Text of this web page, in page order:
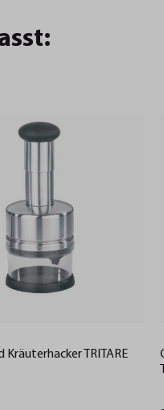
Kräuterhacker TRITARE